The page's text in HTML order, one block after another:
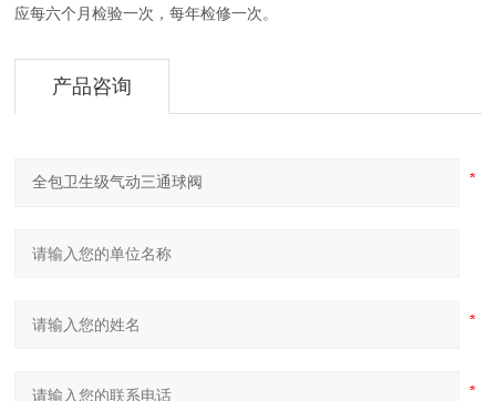
应每六个月检验一次，每年检修一次。
产品咨询